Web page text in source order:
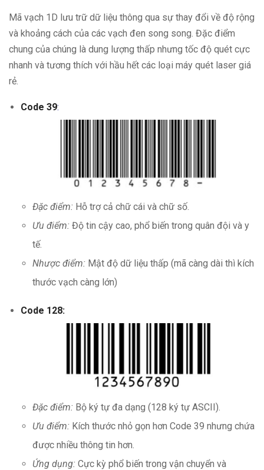
Mã vạch 1D lưu trữ dữ liệu thông qua sự thay đổi về độ rộng
và khoảng cách của các vạch đen song song. Đặc điểm
chung của chúng là dung lượng thấp nhưng tốc độ quét cực
nhanh và tương thích với hầu hết các loại máy quét laser giá
rẻ.
Code 39:
Đặc điểm: Hỗ trợ cả chữ cái và chữ số.
Ưu điểm: Độ tin cậy cao, phổ biến trong quân đội và y
tế.
Nhược điểm: Mật độ dữ liệu thấp (mã càng dài thì kích
thước vạch càng lớn)
Code 128:
Đặc điểm: Bộ ký tự đa dạng (128 ký tự ASCII).
Ưu điểm: Kích thước nhỏ gọn hơn Code 39 nhưng chứa
được nhiều thông tin hơn.
Ứng dụng: Cực kỳ phổ biến trong vận chuyển và